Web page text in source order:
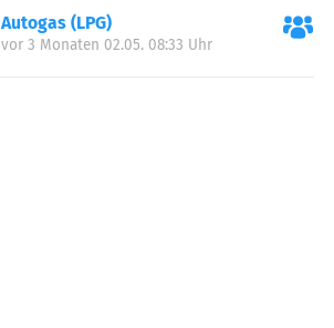
Autogas (LPG)
vor 3 Monaten 02.05. 08:33 Uhr